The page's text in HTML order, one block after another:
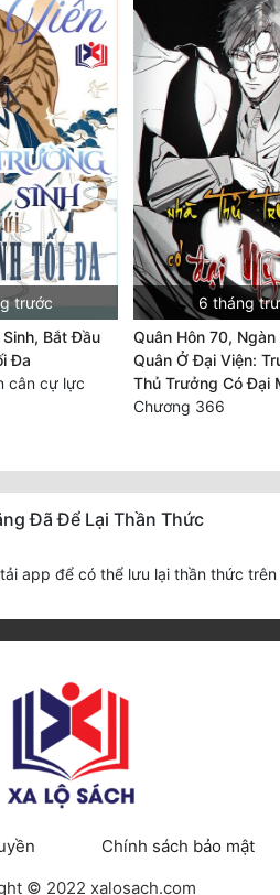
trước
Bắt Đầu
Đa
cân cự lực
6 tháng
Quân Hôn 70, Ngàn
Quân Ở Đại Viện:
Thủ Trưởng Có Đại
Chương 366
Đã Để Lại Thần Thức
app để có thể lưu lại thần thức
Chính sách bảo mật
© 2022 xalosach.com